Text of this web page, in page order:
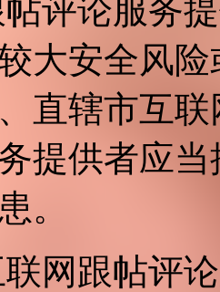
评论服务
大安全风
直辖市互
提供者应
。
网跟帖评